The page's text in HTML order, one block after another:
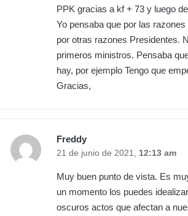
PPK gracias a kf + 73 y luego
Yo pensaba que por las
por otras razones Presidentes.
primeros ministros. Pensaba
hay, por ejemplo Tengo que
Gracias,
Freddy
21 de junio de 2021, 12:13 am
Muy buen punto de vista. Es
un momento los puedes
oscuros actos que afectan a